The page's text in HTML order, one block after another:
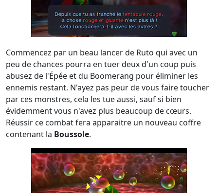
Commencez par un beau lancer de Ruto qui avec un
peu de chances pourra en tuer deux d'un coup puis
abusez de l'Épée et du Boomerang pour éliminer les
ennemis restant. N'ayez pas peur de vous faire toucher
par ces monstres, cela les tue aussi, sauf si bien
évidemment vous n'avez plus beaucoup de cœurs.
Réussir ce combat fera apparaitre un nouveau coffre
contenant la Boussole.